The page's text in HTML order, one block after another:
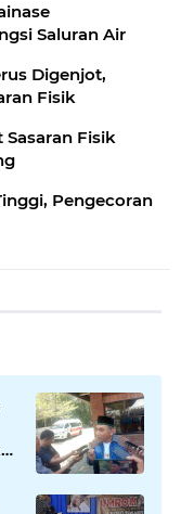
Saluran Air
Digenjot,
Fisik
Fisik
Pengecoran